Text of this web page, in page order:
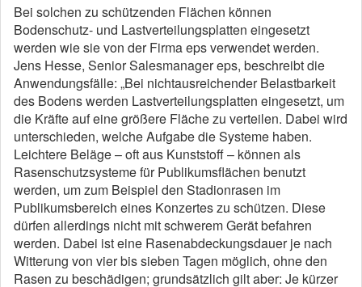
Bei solchen zu schützenden Flächen können
Bodenschutz- und Lastverteilungsplatten eingesetzt
werden wie sie von der Firma eps verwendet werden.
Jens Hesse, Senior Salesmanager eps, beschreibt die
Anwendungsfälle: „Bei nichtausreichender Belastbarkeit
des Bodens werden Lastverteilungsplatten eingesetzt, um
die Kräfte auf eine größere Fläche zu verteilen. Dabei wird
unterschieden, welche Aufgabe die Systeme haben.
Leichtere Beläge – oft aus Kunststoff – können als
Rasenschutzsysteme für Publikumsflächen benutzt
werden, um zum Beispiel den Stadionrasen im
Publikumsbereich eines Konzertes zu schützen. Diese
dürfen allerdings nicht mit schwerem Gerät befahren
werden. Dabei ist eine Rasenabdeckungsdauer je nach
Witterung von vier bis sieben Tagen möglich, ohne den
Rasen zu beschädigen; grundsätzlich gilt aber: Je kürzer